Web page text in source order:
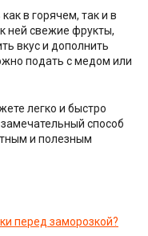
в горячем, так и в
ней свежие фрукты,
вкус и дополнить
подать с медом или
легко и быстро
способ
и полезным
перед заморозкой?